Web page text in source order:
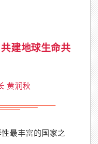
建地球生命共
黄润秋
最丰富的国家之